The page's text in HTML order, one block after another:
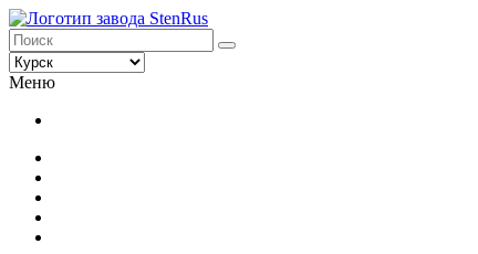
Меню